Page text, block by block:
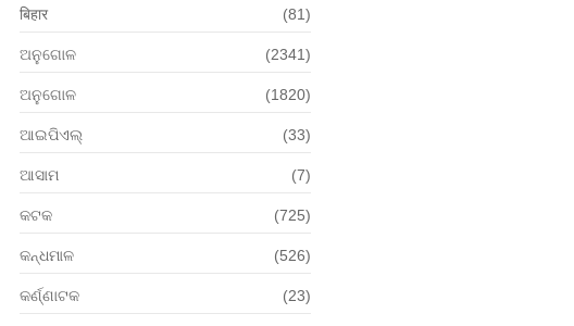
बिहार (81)
ଅନୁଗୋଳ (2341)
ଅନୁଗୋଳ (1820)
ଆଇପିଏଲ୍ (33)
ଆସାମ (7)
କଟକ (725)
କନ୍ଧମାଳ (526)
କର୍ଣ୍ଣାଟକ (23)